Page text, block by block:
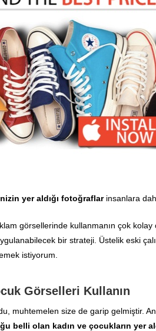
yer aldığı fotoğraflarinsanlara
görsellerinde kullanmanın çok kolay
bir strateji. Üstelik eski
istiyorum.
Görselleri Kullanın
muhtemelen size de garip gelmiştir.
belli olan kadın ve çocukların yer